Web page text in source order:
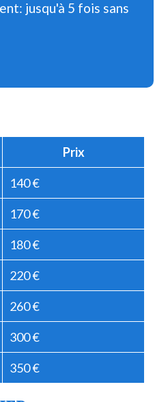
jusqu'à 5 fois sans
Prix
140 €
170 €
180 €
220 €
260 €
300 €
350 €